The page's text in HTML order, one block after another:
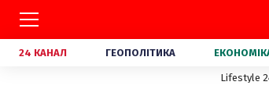
24 КАНАЛ ГЕОПОЛІТИКА
Lifestyle